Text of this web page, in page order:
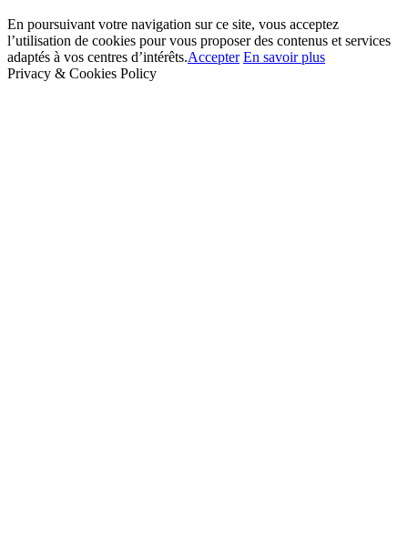
En poursuivant votre navigation sur ce site, vous acceptez
l’utilisation de cookies pour vous proposer des contenus et services
adaptés à vos centres d’intérêts.Accepter En savoir plus
Privacy & Cookies Policy